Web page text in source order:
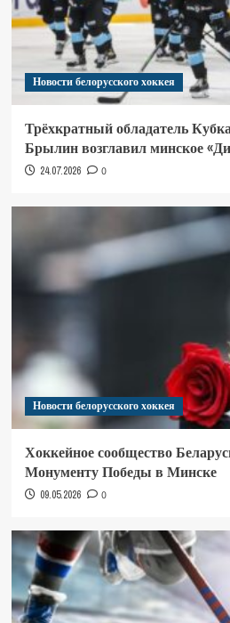
Новости белорусского хоккея
Трёхкратный обладатель
Брылин возглавил минское
24.07.2026 0
Новости белорусского хоккея
Хоккейное сообщество
Монументу Победы в Минске
09.05.2026 0